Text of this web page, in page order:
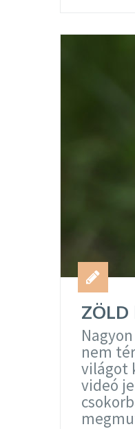
nem
világot
videó